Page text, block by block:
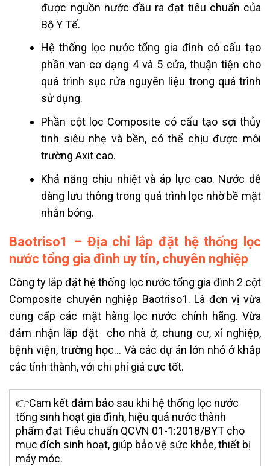
được nguồn nước đầu ra đạt tiêu chuẩn của
Bộ Y Tế.
Hệ thống lọc nước tổng gia đình có cấu tạo
phần van cơ dạng 4 và 5 cửa, thuận tiện cho
quá trình sục rửa nguyên liệu trong quá trình
sử dụng.
Phần cột lọc Composite có cấu tạo sợi thủy
tinh siêu nhẹ và bền, có thể chịu được môi
trường Axit cao.
Khả năng chịu nhiệt và áp lực cao. Nước dễ
dàng lưu thông trong quá trình lọc nhờ bề mặt
nhẵn bóng.
Baotriso1 – Địa chỉ lắp đặt hệ thống lọc
nước tổng gia đình uy tín, chuyên nghiệp
Công ty lắp đặt hệ thống lọc nước tổng gia đình 2 cột
Composite chuyên nghiệp Baotriso1. Là đơn vị vừa
cung cấp các mặt hàng lọc nước chính hãng. Vừa
đảm nhận lắp đặt cho nhà ở, chung cư, xí nghiệp,
bệnh viện, trường học… Và các dự án lớn nhỏ ở khắp
các tỉnh thành, với chi phí giá cực tốt.
👉Cam kết đảm bảo sau khi hệ thống lọc nước
tổng sinh hoạt gia đình, hiệu quả nước thành
phẩm đạt Tiêu chuẩn QCVN 01-1:2018/BYT cho
mục đích sinh hoạt, giúp bảo vệ sức khỏe, thiết bị
máy móc.